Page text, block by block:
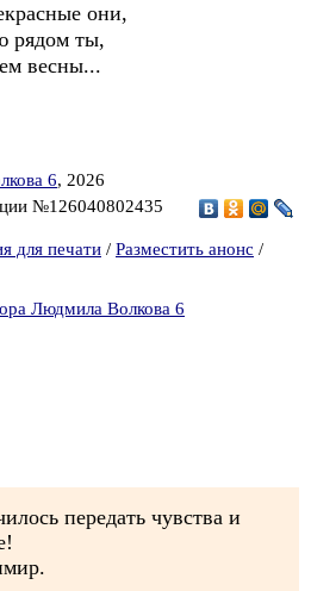
они,
рядом ты,
весны...
6, 2026
№126040802435
для печати / Разместить анонс /
Людмила Волкова 6
передать чувства и